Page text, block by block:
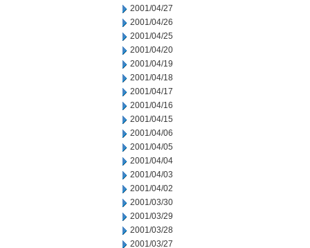
2001/04/27
2001/04/26
2001/04/25
2001/04/20
2001/04/19
2001/04/18
2001/04/17
2001/04/16
2001/04/15
2001/04/06
2001/04/05
2001/04/04
2001/04/03
2001/04/02
2001/03/30
2001/03/29
2001/03/28
2001/03/27